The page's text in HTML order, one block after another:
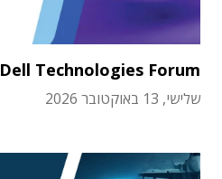
Dell Technologies Forum
שלישי, 13 באוקטובר 2026